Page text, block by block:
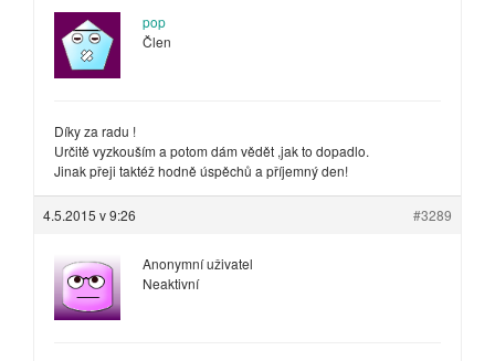
pop
Člen
Díky za radu !
Určitě vyzkouším a potom dám vědět ,jak to dopadlo.
Jinak přeji taktéž hodně úspěchů a příjemný den!
4.5.2015 v 9:26 #3289
Anonymní uživatel
Neaktivní